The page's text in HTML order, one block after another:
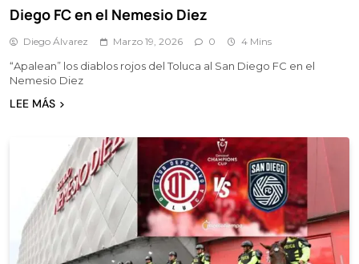
Diego FC en el Nemesio Diez
Diego Álvarez Marzo 19, 2026 0 4 Mins
“Apalean” los diablos rojos del Toluca al San Diego FC en el
Nemesio Diez
LEE MÁS